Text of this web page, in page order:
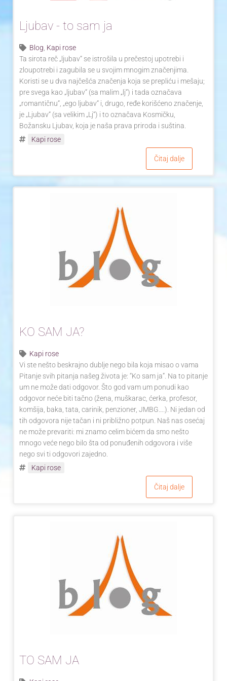
Blog
Joga
Kontakt
Ljubav - to sam ja
Blog Kapi rose
Ta sirota reč „ljubav“ se istrošila u prečestoj upotrebi i
zloupotrebi i zagubila se u svojim mnogim značenjima.
Koristi se u dva najčešća značenja koja se prepliću i mešaju;
pre svega kao „ljubav“ (sa malim „lj“) i tada označava
„romantičnu“, „ego ljubav“ i, drugo, ređe korišćeno značenje,
je „Ljubav“ (sa velikim „Lj“) i to označava Kosmičku,
Božansku Ljubav, koja je naša prava priroda i suština.
Kapi rose
Čitaj dalje
KO SAM JA?
Kapi rose
Vi ste nešto beskrajno dublje nego bila koja misao o vama
Pitanje svih pitanja našeg života je: “Ko sam ja”. Na to pitanje
um ne može dati odgovor. Što god vam um ponudi kao
odgovor neće biti tačno (žena, muškarac, ćerka, profesor,
komšija, baka, tata, carinik, penzioner, JMBG….). Ni jedan od
tih odgovora nije tačan i ni približno potpun. Naš nas osećaj
ne može prevariti: mi znamo celim bićem da smo nešto
mnogo veće nego bilo šta od ponuđenih odgovora i više
nego svi ti odgovori zajedno.
Kapi rose
Čitaj dalje
TO SAM JA